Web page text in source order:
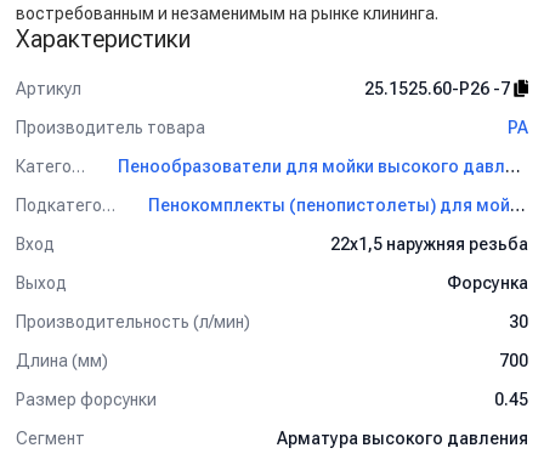
востребованным и незаменимым на рынке клининга.
Характеристики
Артикул
25.1525.60-P26 -7
Производитель товара
PA
Категория
Пенообразователи для мойки высокого давления PA
Подкатегория
Пенокомплекты (пенопистолеты) для мойки PA
Вход
22х1,5 наружняя резьба
Выход
Форсунка
Производительность (л/мин)
30
Длина (мм)
700
Размер форсунки
0.45
Сегмент
Арматура высокого давления